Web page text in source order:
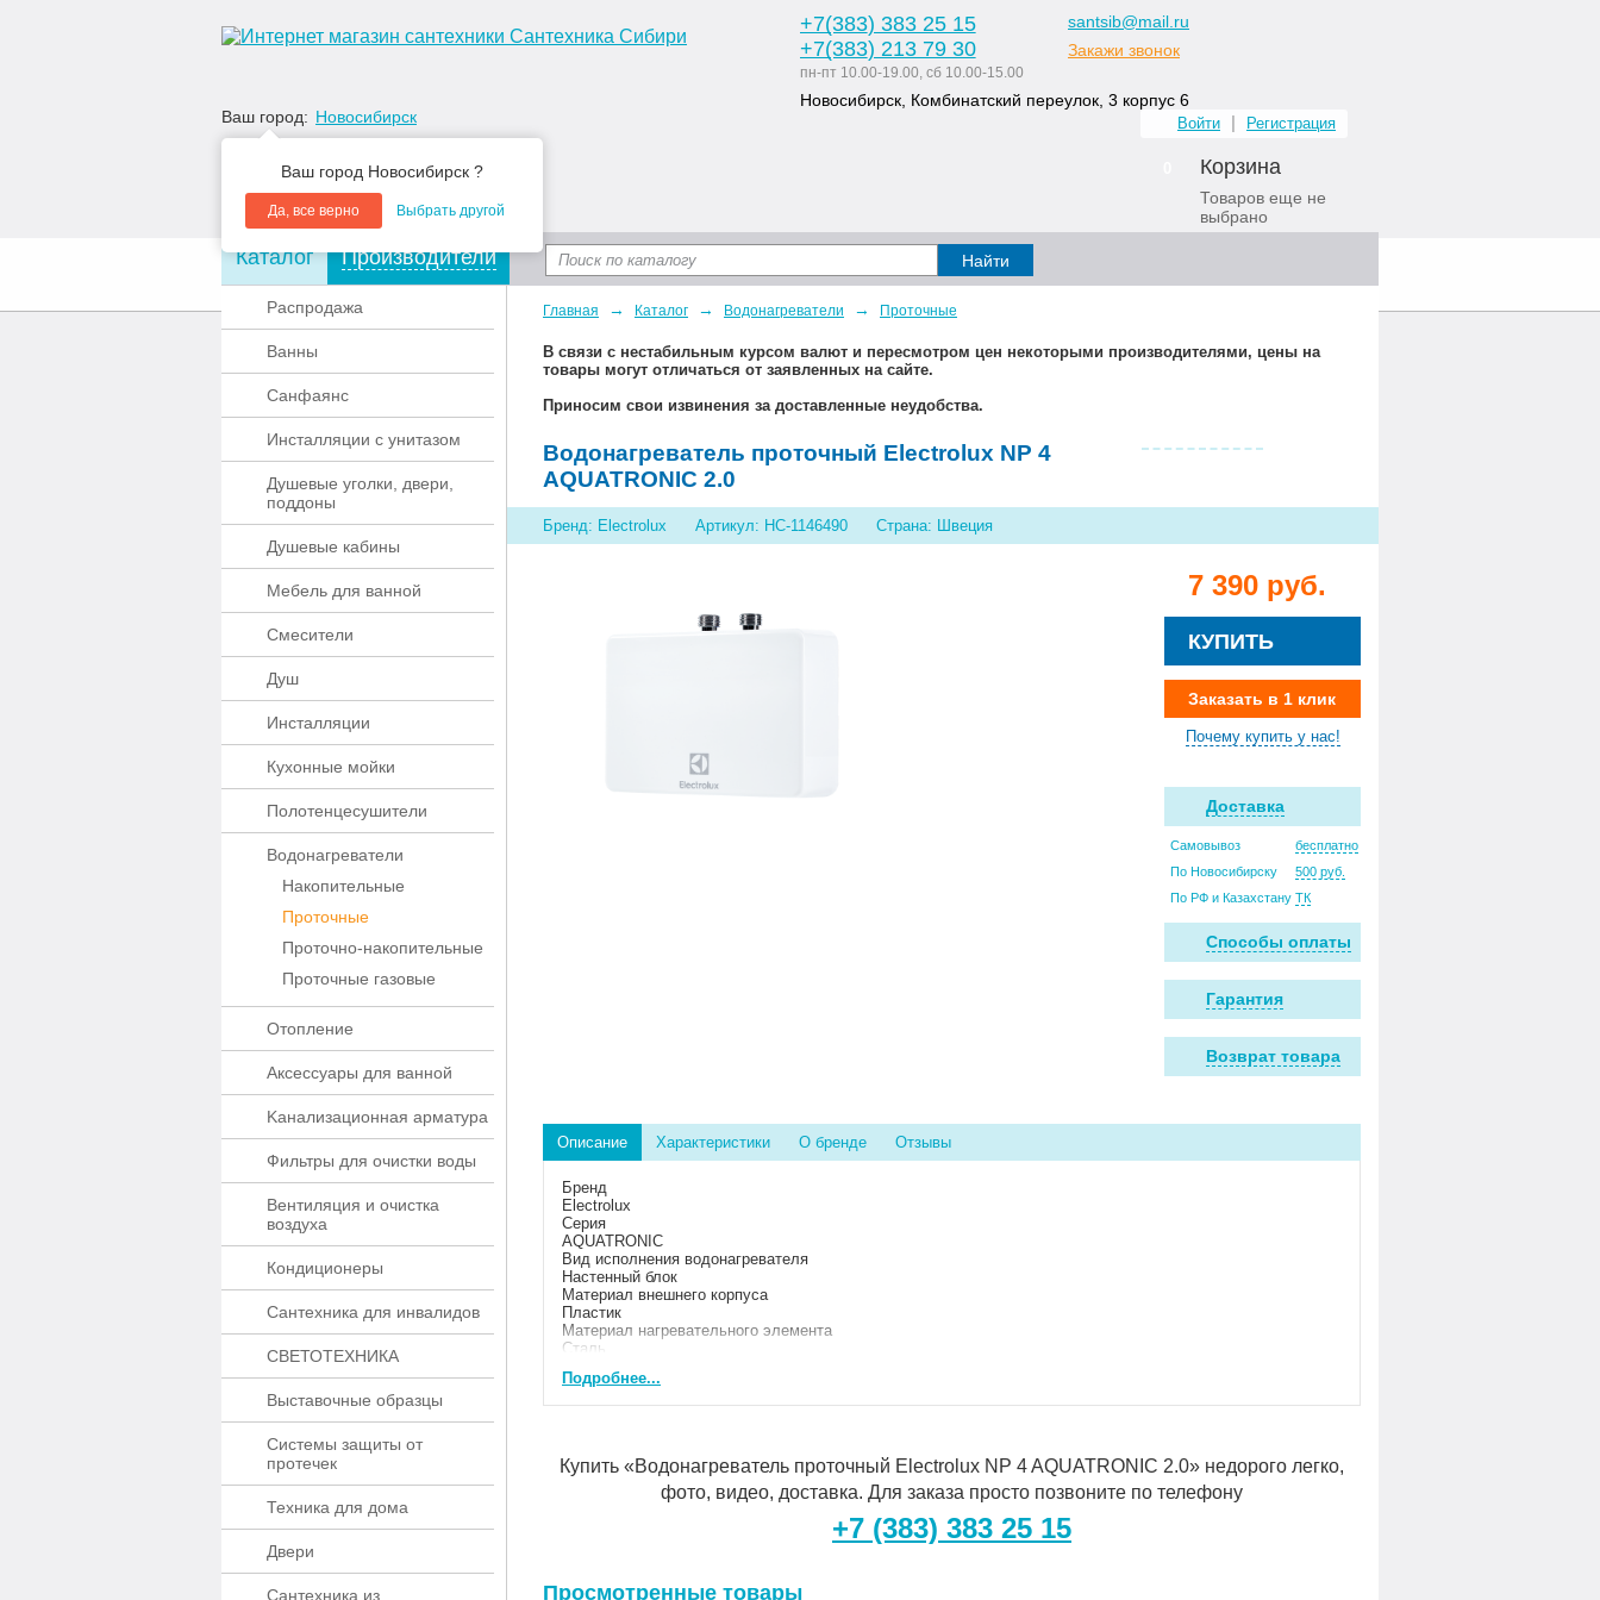
Ваш город: Новосибирск
Ваш город Новосибирск ?
Да, все верно Выбрать другой
+7(383) 383 25 15
+7(383) 213 79 30
пн-пт 10.00-19.00, сб 10.00-15.00
santsib@mail.ru
Закажи звонок
Новосибирск, Комбинатский переулок, 3 корпус 6
Войти Регистрация
Корзина
Товаров еще не
выбрано
О компании Акции Доставка и оплата Статьи Дизайн ванных комнат
Каталог Производители
Распродажа
Ванны
Санфаянс
Инсталляции с унитазом
Душевые уголки, двери,
поддоны
Душевые кабины
Мебель для ванной
Смесители
Душ
Инсталляции
Кухонные мойки
Полотенцесушители
Водонагреватели
Накопительные
Проточные
Проточно-накопительные
Проточные газовые
Отопление
Аксессуары для ванной
Kaнaлизaционнaя apматypa
Фильтры для очистки воды
Вентиляция и очистка
воздуха
Кондиционеры
Сантехника для инвалидов
СВЕТОТЕХНИКА
Выставочные образцы
Системы защиты от
протечек
Техника для дома
Двери
Сантехника из
Главная → Каталог → Водонагреватели → Проточные
В связи с нестабильным курсом валют и пересмотром цен некоторыми производителями, цены на
товары могут отличаться от заявленных на сайте.
Приносим свои извинения за доставленные неудобства.
Водонагреватель проточный Electrolux NP 4
AQUATRONIC 2.0
Бренд: Electrolux Артикул: НС-1146490 Страна: Швеция
7 390 руб.
КУПИТЬ
Заказать в 1 клик
Почему купить у нас!
Доставка
Самовывоз
бесплатно
По Новосибирску
500 руб.
По РФ и Казахстану ТК
Способы оплаты
Гарантия
Возврат товара
Описание Характеристики О бренде Отзывы
Бренд
Electrolux
Серия
AQUATRONIC
Вид исполнения водонагревателя
Настенный блок
Материал внешнего корпуса
Пластик
Материал нагревательного элемента
Сталь
Спирально-пружинный
Цвет корпуса
5 лет
Гарантийный срок
Подробнее...
Купить «Водонагреватель проточный Electrolux NP 4 AQUATRONIC 2.0» недорого легко,
фото, видео, доставка. Для заказа просто позвоните по телефону
+7 (383) 383 25 15
Просмотренные товары